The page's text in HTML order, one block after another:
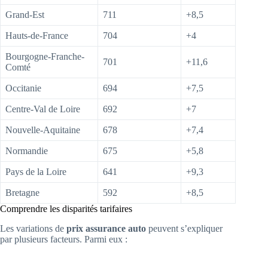
Grand-Est 711 +8,5
Hauts-de-France 704 +4
Bourgogne-Franche-
Comté
701 +11,6
Occitanie 694 +7,5
Centre-Val de Loire 692 +7
Nouvelle-Aquitaine 678 +7,4
Normandie 675 +5,8
Pays de la Loire 641 +9,3
Bretagne 592
+8,5
Comprendre les disparités tarifaires
Les variations de prix assurance auto peuvent s’expliquer
par plusieurs facteurs. Parmi eux :